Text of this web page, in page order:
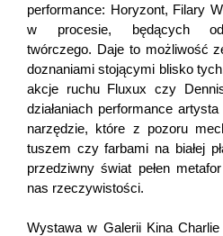
performance: Horyzont, Filary
w procesie, będących
twórczego. Daje to możliwość
doznaniami stojącymi blisko
akcje ruchu Fluxux czy
działaniach performance
narzędzie, które z pozoru
tuszem czy farbami na białej
przedziwny świat pełen
nas rzeczywistości.
Wystawa w Galerii Kina